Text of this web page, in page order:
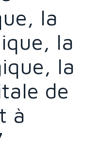
la
la
la
de
à